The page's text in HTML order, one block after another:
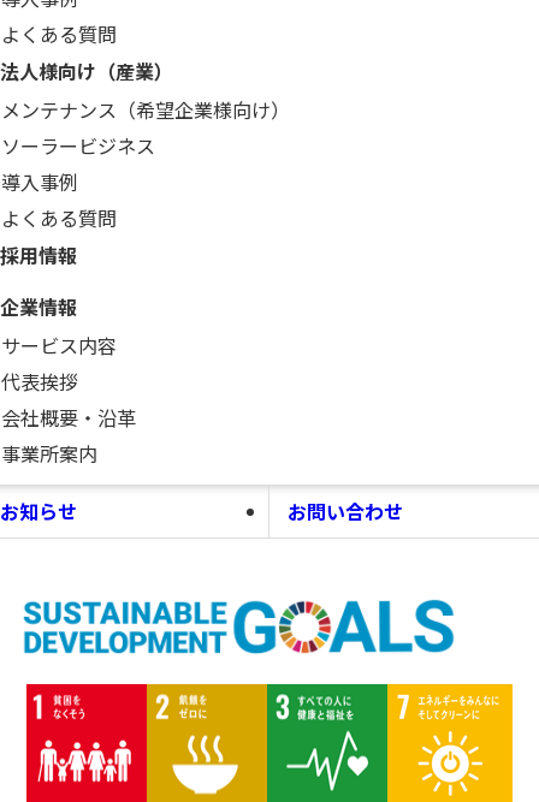
よくある質問
法人様向け（産業）
メンテナンス（希望企業様向け）
ソーラービジネス
導入事例
よくある質問
採用情報
企業情報
サービス内容
代表挨拶
会社概要・沿革
事業所案内
お知らせ
お問い合わせ